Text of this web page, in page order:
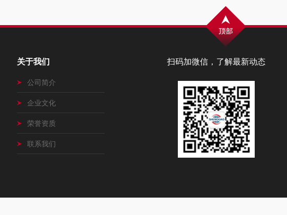
扫码加微信，了解最新动态
关于我们
公司简介
企业文化
荣誉资质
联系我们